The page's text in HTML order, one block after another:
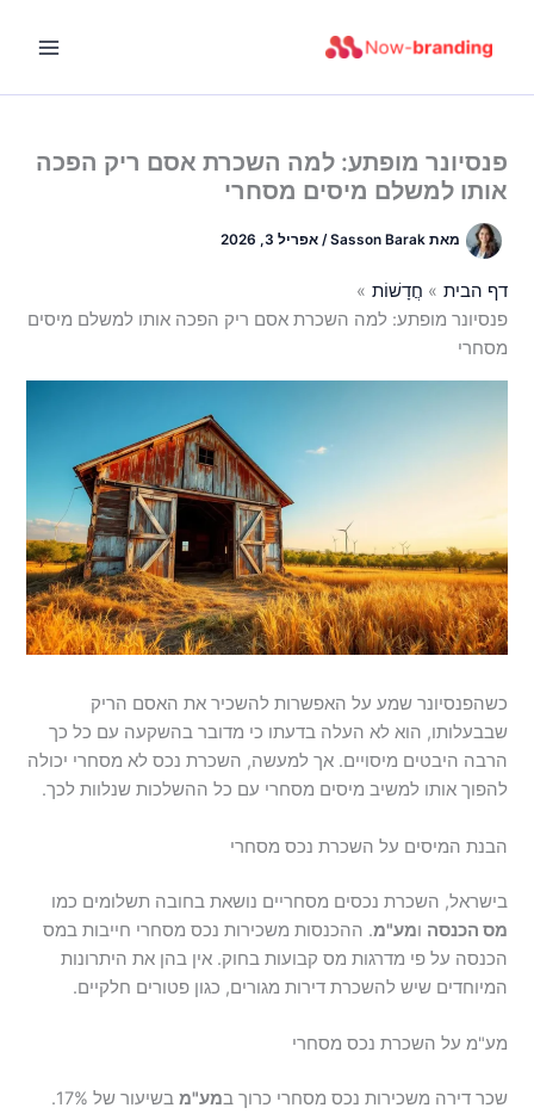
פנסיונר מופתע: למה השכרת אסם ריק הפכה
אותו למשלם מיסים מסחרי
מאתSasson Barak
/אפריל 3, 2026
דף הבית
חֲדָשׁוֹת
פנסיונר מופתע: למה השכרת אסם ריק הפכה אותו למשלם מיסים
מסחרי
כשהפנסיונר שמע על האפשרות להשכיר את האסם הריק
שבבעלותו, הוא לא העלה בדעתו כי מדובר בהשקעה עם כל כך
הרבה היבטים מיסויים. אך למעשה, השכרת נכס לא מסחרי יכולה
להפוך אותו למשיב מיסים מסחרי עם כל ההשלכות שנלוות לכך.
הבנת המיסים על השכרת נכס מסחרי
בישראל, השכרת נכסים מסחריים נושאת בחובה תשלומים כמו
מס הכנסה ומע"מ. ההכנסות משכירות נכס מסחרי חייבות במס
הכנסה על פי מדרגות מס קבועות בחוק. אין בהן את היתרונות
המיוחדים שיש להשכרת דירות מגורים, כגון פטורים חלקיים.
מע"מ על השכרת נכס מסחרי
שכר דירה משכירות נכס מסחרי כרוך במע"מ
בשיעור של 17%.